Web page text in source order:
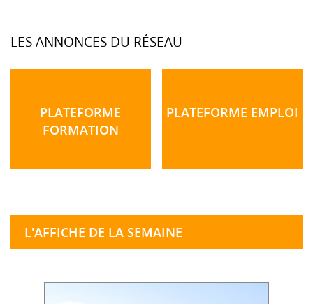
LES ANNONCES DU RÉSEAU
PLATEFORME
FORMATION
PLATEFORME EMPLOI
L'AFFICHE DE LA SEMAINE